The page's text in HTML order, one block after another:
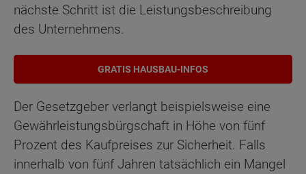
nächste Schritt ist die Leistungsbeschreibung
des Unternehmens.
GRATIS HAUSBAU-INFOS
Der Gesetzgeber verlangt beispielsweise eine
Gewährleistungsbürgschaft in Höhe von fünf
Prozent des Kaufpreises zur Sicherheit. Falls
innerhalb von fünf Jahren tatsächlich ein Mangel